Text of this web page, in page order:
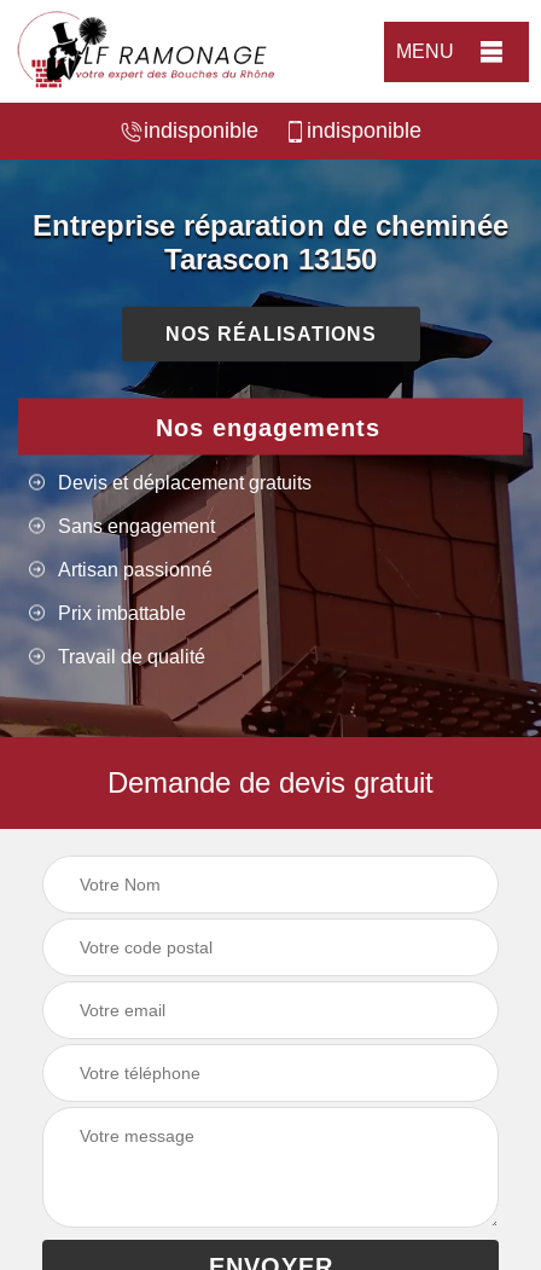
MENU
indisponible indisponible
Entreprise réparation de cheminée
Tarascon 13150
NOS RÉALISATIONS
Nos engagements
Devis et déplacement gratuits
Sans engagement
Artisan passionné
Prix imbattable
Travail de qualité
Demande de devis gratuit